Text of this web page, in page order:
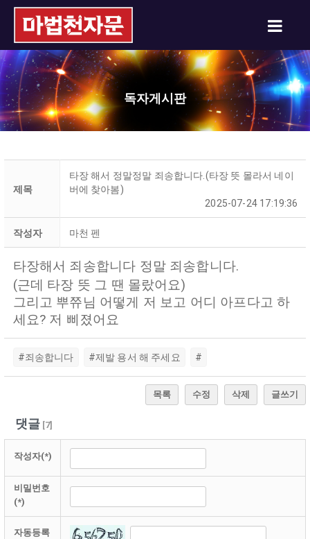
독자게시판
제목
타장 해서 정말정말 죄송합니다.(타장 뜻 몰라서 네이
버에 찾아봄)
2025-07-24 17:19:36
작성자 마천 펜
타장해서 죄송합니다 정말 죄송합니다.
(근데 타장 뜻 그 땐 몰랐어요)
그리고 뿌쮸님 어떻게 저 보고 어디 아프다고 하
세요? 저 삐졌어요
#죄송합니다 #제발 용서 해 주세요 #
목록 수정 삭제 글쓰기
댓글[7]
작성자(*)
비밀번호
(*)
자동등록